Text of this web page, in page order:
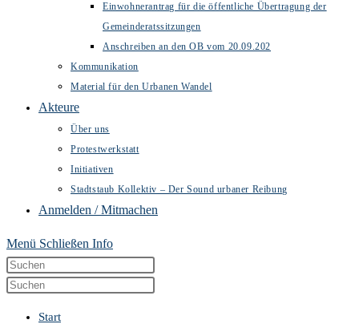
Einwohnerantrag für die öffentliche Übertragung der
Gemeinderatssitzungen
Anschreiben an den OB vom 20.09.202
Kommunikation
Material für den Urbanen Wandel
Akteure
Über uns
Protestwerkstatt
Initiativen
Stadtstaub Kollektiv – Der Sound urbaner Reibung
Anmelden / Mitmachen
Menü Schließen Info
Diese
Website
Start